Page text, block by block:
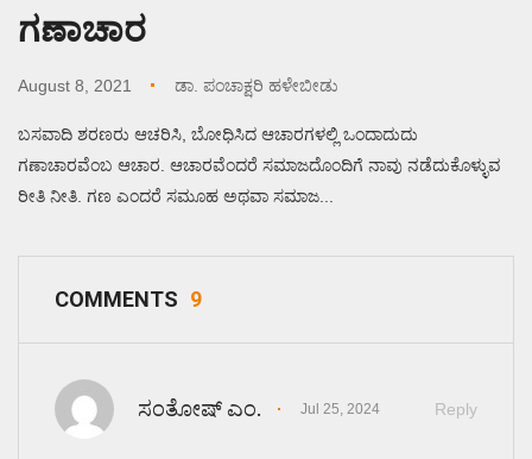
ಗಣಾಚಾರ
August 8, 2021 ಡಾ. ಪಂಚಾಕ್ಷರಿ ಹಳೇಬೀಡು
ಬಸವಾದಿ ಶರಣರು ಆಚರಿಸಿ, ಬೋಧಿಸಿದ ಆಚಾರಗಳಲ್ಲಿ ಒಂದಾದುದು
ಗಣಾಚಾರವೆಂಬ ಆಚಾರ. ಆಚಾರವೆಂದರೆ ಸಮಾಜದೊಂದಿಗೆ ನಾವು ನಡೆದುಕೊಳ್ಳುವ
ರೀತಿ ನೀತಿ. ಗಣ ಎಂದರೆ ಸಮೂಹ ಅಥವಾ ಸಮಾಜ...
COMMENTS 9
ಸಂತೋಷ್ ಎಂ. Jul 25, 2024 Reply